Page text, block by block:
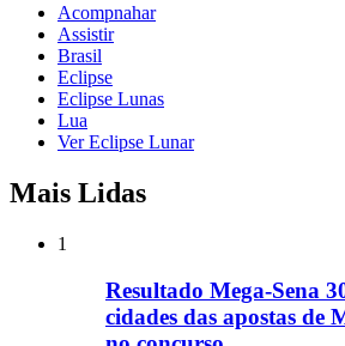
Acompnahar
Assistir
Brasil
Eclipse
Eclipse Lunas
Lua
Ver Eclipse Lunar
Mais Lidas
1
Resultado Mega-Sena
cidades das apostas de